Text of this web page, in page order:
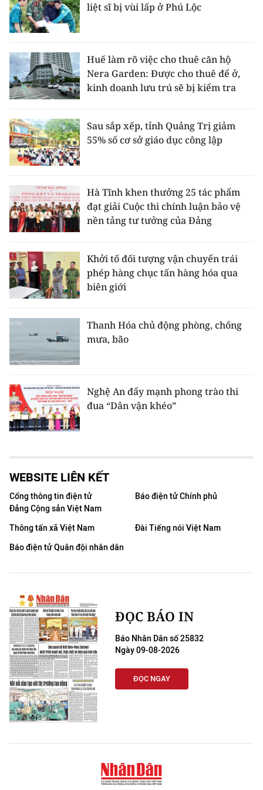
liệt sĩ bị vùi lấp ở Phú Lộc
Huế làm rõ việc cho thuê căn hộ
Nera Garden: Được cho thuê để ở,
kinh doanh lưu trú sẽ bị kiểm tra
Sau sắp xếp, tỉnh Quảng Trị giảm
55% số cơ sở giáo dục công lập
Hà Tĩnh khen thưởng 25 tác phẩm
đạt giải Cuộc thi chính luận bảo vệ
nền tảng tư tưởng của Đảng
Khởi tố đối tượng vận chuyển trái
phép hàng chục tấn hàng hóa qua
biên giới
Thanh Hóa chủ động phòng, chống
mưa, bão
Nghệ An đẩy mạnh phong trào thi
đua “Dân vận khéo”
WEBSITE LIÊN KẾT
Cổng thông tin điện tử
Đảng Cộng sản Việt Nam
Báo điện tử Chính phủ
Thông tấn xã Việt Nam
Đài Tiếng nói Việt Nam
Báo điện tử Quân đội nhân dân
ĐỌC BÁO IN
Báo Nhân Dân số 25832
Ngày 09-08-2026
ĐỌC NGAY